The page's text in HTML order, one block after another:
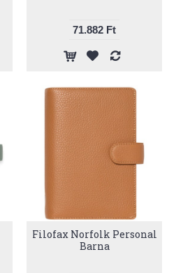
71.882 Ft
Filofax Norfolk Personal
Barna